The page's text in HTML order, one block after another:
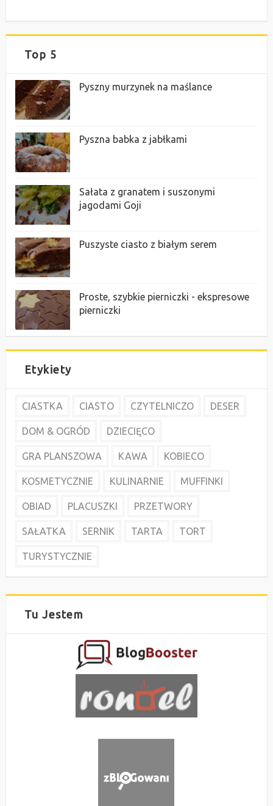
Top 5
Pyszny murzynek na maślance
Pyszna babka z jabłkami
Sałata z granatem i suszonymi
jagodami Goji
Puszyste ciasto z białym serem
Proste, szybkie pierniczki - ekspresowe
pierniczki
Etykiety
CIASTKA CIASTO CZYTELNICZO DESER
DOM & OGRÓD DZIECIĘCO
GRA PLANSZOWA KAWA KOBIECO
KOSMETYCZNIE KULINARNIE MUFFINKI
OBIAD PLACUSZKI PRZETWORY
SAŁATKA SERNIK TARTA TORT
TURYSTYCZNIE
Tu Jestem